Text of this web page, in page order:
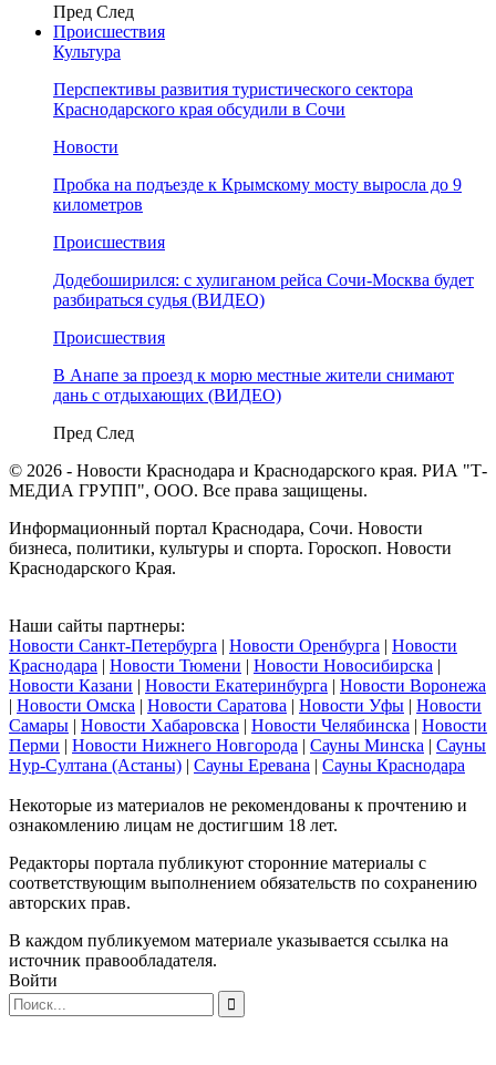
Пред След
Происшествия
Культура
Перспективы развития туристического сектора
Краснодарского края обсудили в Сочи
Новости
Пробка на подъезде к Крымскому мосту выросла до 9
километров
Происшествия
Додебоширился: с хулиганом рейса Сочи-Москва будет
разбираться судья (ВИДЕО)
Происшествия
В Анапе за проезд к морю местные жители снимают
дань с отдыхающих (ВИДЕО)
Пред След
© 2026 - Новости Краснодара и Краснодарского края. РИА "Т-
МЕДИА ГРУПП", ООО. Все права защищены.
Информационный портал Краснодара, Сочи. Новости
бизнеса, политики, культуры и спорта. Гороскоп. Новости
Краснодарского Края.
Наши сайты партнеры:
Новости Санкт-Петербурга | Новости Оренбурга | Новости
Краснодара | Новости Тюмени | Новости Новосибирска |
Новости Казани | Новости Екатеринбурга | Новости Воронежа
| Новости Омска | Новости Саратова | Новости Уфы | Новости
Самары | Новости Хабаровска | Новости Челябинска | Новости
Перми | Новости Нижнего Новгорода | Сауны Минска | Сауны
Нур-Султана (Астаны) | Сауны Еревана | Сауны Краснодара
Некоторые из материалов не рекомендованы к прочтению и
ознакомлению лицам не достигшим 18 лет.
Редакторы портала публикуют сторонние материалы с
соответствующим выполнением обязательств по сохранению
авторских прав.
В каждом публикуемом материале указывается ссылка на
источник правообладателя.
Войти